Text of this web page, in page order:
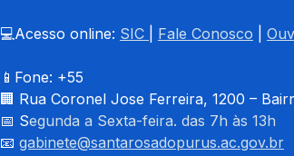
💻Acesso online: SIC Fale Conosco
📱Fone: +55
🏢 Rua Coronel Jose Ferreira, 1200 –
📅 Segunda a Sexta-feira. das 7h às 13h
📧 gabinete@santarosadopurus.ac.gov.br